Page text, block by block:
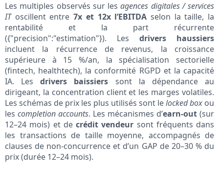
Les multiples observés sur lesagences digitales / services
IToscillent entre7x et 12x l’EBITDA selon la taille, la
rentabilité et la part récurrente
({"precision":"estimation"}). Les drivers haussiers
incluent la récurrence de revenus, la croissance
supérieure à 15 %/an, la spécialisation sectorielle
(fintech, healthtech), la conformité RGPD et la capacité
IA. Lesdrivers baissiers sont la dépendance au
dirigeant, la concentration client et les marges volatiles.
Les schémas de prix les plus utilisés sont lelocked box ou
les completion accounts. Les mécanismes d’earn‑out (sur
12–24 mois) et de crédit vendeur sont fréquents dans
les transactions de taille moyenne, accompagnés de
clauses de non‑concurrence et d’un GAP de 20–30 % du
prix (durée 12–24 mois).